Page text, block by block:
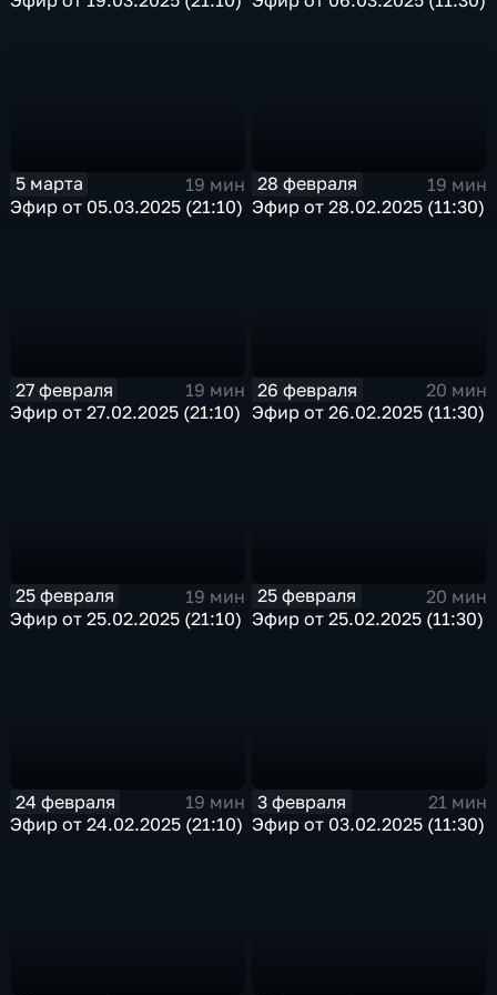
5 марта
19 мин
Эфир от 05.03.2025 (21:10)
28 февраля
19 мин
Эфир от 28.02.2025 (11:30)
27 февраля
19 мин
Эфир от 27.02.2025 (21:10)
26 февраля
20 мин
Эфир от 26.02.2025 (11:30)
25 февраля
19 мин
Эфир от 25.02.2025 (21:10)
25 февраля
20 мин
Эфир от 25.02.2025 (11:30)
24 февраля
19 мин
Эфир от 24.02.2025 (21:10)
3 февраля
21 мин
Эфир от 03.02.2025 (11:30)